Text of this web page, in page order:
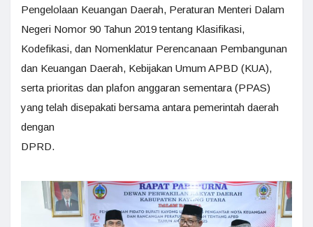
Pengelolaan Keuangan Daerah, Peraturan Menteri Dalam
Negeri Nomor 90 Tahun 2019 tentang Klasifikasi,
Kodefikasi, dan Nomenklatur Perencanaan Pembangunan
dan Keuangan Daerah, Kebijakan Umum APBD (KUA),
serta prioritas dan plafon anggaran sementara (PPAS)
yang telah disepakati bersama antara pemerintah daerah
dengan
DPRD.